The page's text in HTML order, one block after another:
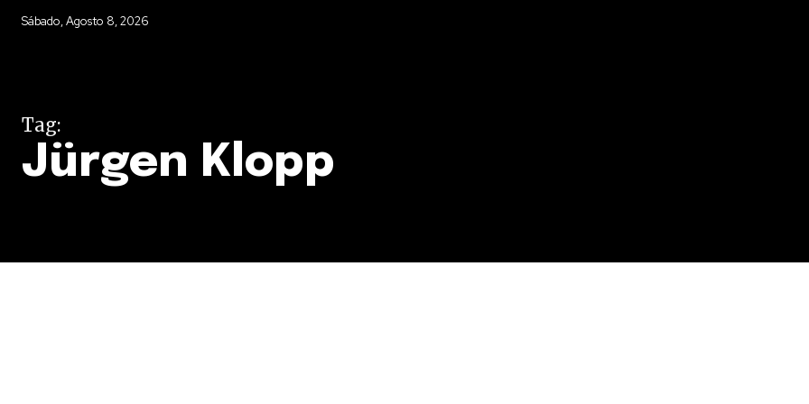
Sábado, Agosto 8, 2026
Tag:
Jürgen Klopp